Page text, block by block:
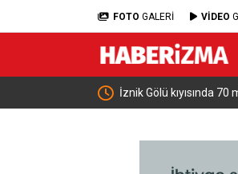
FOTO GALERİ VİDEO
İznik Gölü kıyısında 70